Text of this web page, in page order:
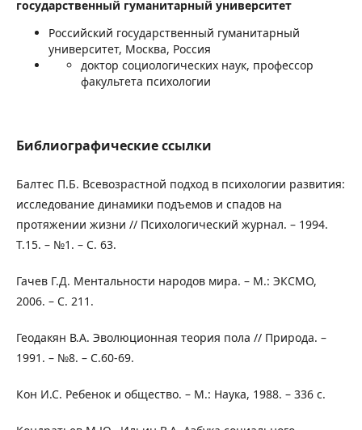
государственный гуманитарный университет
Российский государственный гуманитарный
университет, Москва, Россия
доктор социологических наук, профессор
факультета психологии
Библиографические ссылки
Балтес П.Б. Всевозрастной подход в психологии развития:
исследование динамики подъемов и спадов на
протяжении жизни // Психологический журнал. – 1994.
Т.15. – №1. – С. 63.
Гачев Г.Д. Ментальности народов мира. – М.: ЭКСМО,
2006. – С. 211.
Геодакян В.А. Эволюционная теория пола // Природа. –
1991. – №8. – С.60-69.
Кон И.С. Ребенок и общество. – М.: Наука, 1988. – 336 с.